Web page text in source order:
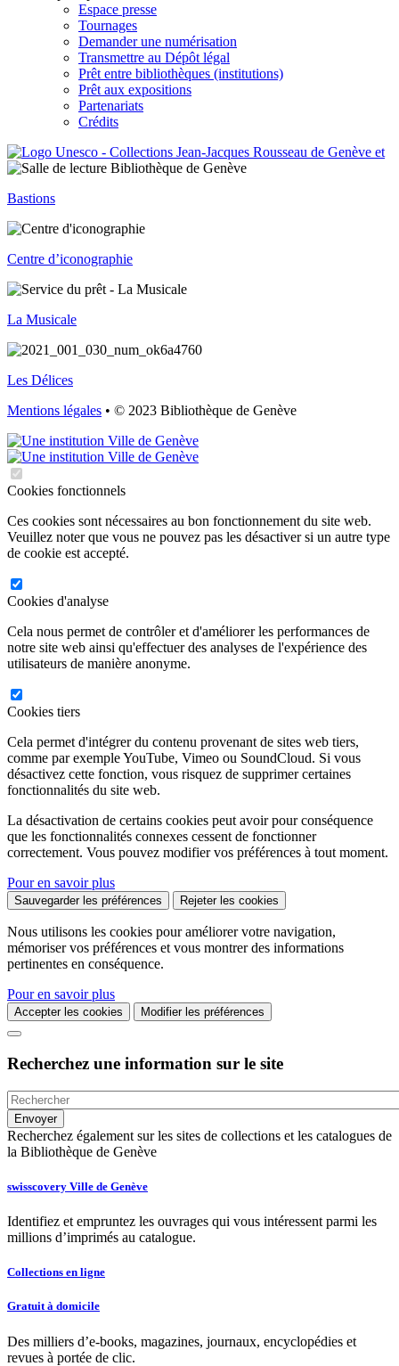
Espace presse
Tournages
Demander une numérisation
Transmettre au Dépôt légal
Prêt entre bibliothèques (institutions)
Prêt aux expositions
Partenariats
Crédits
Bastions
Centre d’iconographie
La Musicale
Les Délices
Mentions légales • © 2023 Bibliothèque de Genève
Cookies fonctionnels
Ces cookies sont nécessaires au bon fonctionnement du site web.
Veuillez noter que vous ne pouvez pas les désactiver si un autre type
de cookie est accepté.
Cookies d'analyse
Cela nous permet de contrôler et d'améliorer les performances de
notre site web ainsi qu'effectuer des analyses de l'expérience des
utilisateurs de manière anonyme.
Cookies tiers
Cela permet d'intégrer du contenu provenant de sites web tiers,
comme par exemple YouTube, Vimeo ou SoundCloud. Si vous
désactivez cette fonction, vous risquez de supprimer certaines
fonctionnalités du site web.
La désactivation de certains cookies peut avoir pour conséquence
que les fonctionnalités connexes cessent de fonctionner
correctement. Vous pouvez modifier vos préférences à tout moment.
Pour en savoir plus
Sauvegarder les préférences Rejeter les cookies
Nous utilisons les cookies pour améliorer votre navigation,
mémoriser vos préférences et vous montrer des informations
pertinentes en conséquence.
Pour en savoir plus
Accepter les cookies Modifier les préférences
Recherchez une information sur le site
Recherchez également sur les sites de collections et les catalogues de
la Bibliothèque de Genève
swisscovery Ville de Genève
Identifiez et empruntez les ouvrages qui vous intéressent parmi les
millions d’imprimés au catalogue.
Collections en ligne
Gratuit à domicile
Des milliers d’e-books, magazines, journaux, encyclopédies et
revues à portée de clic.